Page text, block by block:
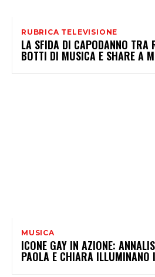
RUBRICA TELEVISIONE
LA SFIDA DI CAPODANNO TRA
BOTTI DI MUSICA E SHARE A
MUSICA
ICONE GAY IN AZIONE:
PAOLA E CHIARA